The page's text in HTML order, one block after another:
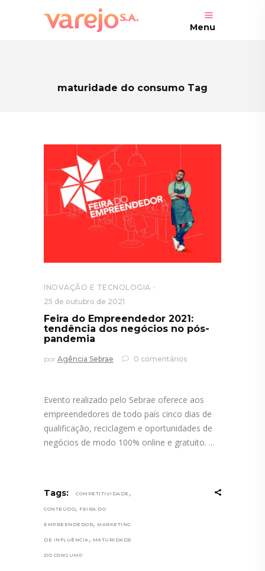
Menu
maturidade do consumo Tag
INOVAÇÃO E TECNOLOGIA
25 de outubro de 2021
Feira do Empreendedor 2021:
tendência dos negócios no pós-
pandemia
por Agência Sebrae 0 comentários
Evento realizado pelo Sebrae oferece aos
empreendedores de todo país cinco dias de
qualificação, reciclagem e oportunidades de
negócios de modo 100% online e gratuito.
Tags: COMPETITIVIDADE ,
CONTEÚDO, FEIRA DO
EMPREENDEDOR, MARKETING
DE INFLUÊNCIA , MATURIDADE
DO CONSUMO